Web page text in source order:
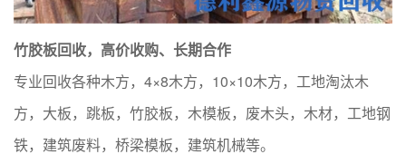
竹胶板回收，高价收购、长期合作
专业回收各种木方，4×8木方，10×10木方，工地淘汰木
方，大板，跳板，竹胶板，木模板，废木头，木材，工地钢
铁，建筑废料，桥梁模板，建筑机械等。